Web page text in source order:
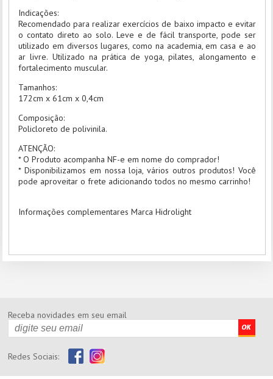
Indicações:
Recomendado para realizar exercícios de baixo impacto e evitar
o contato direto ao solo. Leve e de fácil transporte, pode ser
utilizado em diversos lugares, como na academia, em casa e ao
ar livre. Utilizado na prática de yoga, pilates, alongamento e
fortalecimento muscular.
Tamanhos:
172cm x 61cm x 0,4cm
Composição:
Policloreto de polivinila.
ATENÇÃO:
* O Produto acompanha NF-e em nome do comprador!
* Disponibilizamos em nossa loja, vários outros produtos! Você
pode aproveitar o frete adicionando todos no mesmo carrinho!
Informações complementares Marca Hidrolight
Receba novidades em seu email
Redes Sociais: